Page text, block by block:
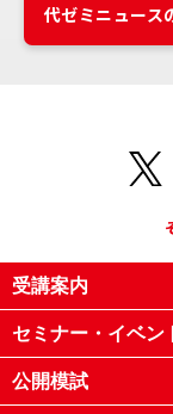
代ゼミニュース
受講案内
セミナー・イベン
公開模試